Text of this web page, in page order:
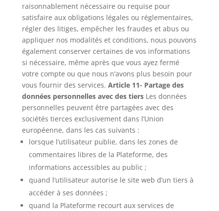
raisonnablement nécessaire ou requise pour
satisfaire aux obligations légales ou réglementaires,
régler des litiges, empêcher les fraudes et abus ou
appliquer nos modalités et conditions, nous pouvons
également conserver certaines de vos informations
si nécessaire, même après que vous ayez fermé
votre compte ou que nous n’avons plus besoin pour
vous fournir des services. Article 11- Partage des
données personnelles avec des tiersLes données
personnelles peuvent être partagées avec des
sociétés tierces exclusivement dans l’Union
européenne, dans les cas suivants :
lorsque l’utilisateur publie, dans les zones de
commentaires libres de la Plateforme, des
informations accessibles au public ;
quand l’utilisateur autorise le site web d’un tiers à
accéder à ses données ;
quand la Plateforme recourt aux services de